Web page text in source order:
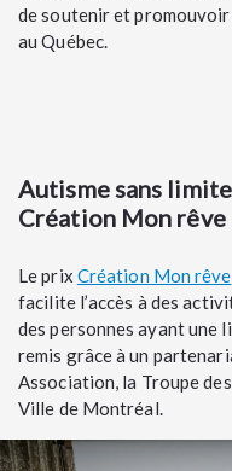
de soutenir et
au Québec.
Autisme sans
Création Mon rêve
Le prix Création Mon rêve
facilite l’accès à des
des personnes ayant
remis grâce à un
Association, la Troupe
Ville de Montréal.